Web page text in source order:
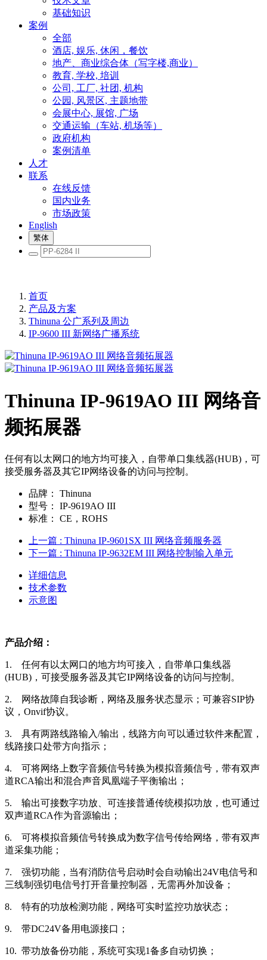
基础知识
案例
全部
酒店, 娱乐, 休闲，餐饮
地产、商业综合体（写字楼,商业）
教育, 学校, 培训
公司, 工厂, 社团, 机构
公园, 风景区, 主题地带
会展中心, 展馆, 广场
交通运输（车站, 机场等）
政府机构
案例清单
人才
联系
在线反馈
国内业务
市场政策
English
繁体
首页
产品及方案
Thinuna 公广系列及周边
IP-9600 III 新网络广播系统
Thinuna IP-9619AO III 网络音
频拓展器
任何有以太网口的地方均可接入，自带单口集线器(HUB)，可
接受服务器及其它IP网络设备的访问与控制。
品牌：
Thinuna
型号：
IP-9619AO III
标准：
CE，ROHS
上一篇 : Thinuna IP-9601SX III 网络音频服务器
下一篇 : Thinuna IP-9632EM III 网络控制输入单元
详细信息
技术参数
示意图
产品介绍：
1. 任何有以太网口的地方均可接入，自带单口集线器
(HUB)，可接受服务器及其它IP网络设备的访问与控制。
2. 网络故障自我诊断，网络及服务状态显示；可兼容SIP协
议，Onvif协议。
3. 具有两路线路输入/输出，线路方向可以通过软件来配置，
线路接口处带方向指示；
4. 可将网络上数字音频信号转换为模拟音频信号，带有双声
道RCA输出和混合声音凤凰端子平衡输出；
5. 输出可接数字功放、可连接普通传统模拟功放，也可通过
双声道RCA作为音源输出；
6. 可将模拟音频信号转换成为数字信号传给网络，带有双声
道采集功能；
7. 强切功能，当有消防信号启动时会自动输出24V电信号和
三线制强切电信号打开音量控制器，无需再外加设备；
8. 特有的功放检测功能，网络可实时监控功放状态；
9. 带DC24V备用电源接口；
10. 带功放备份功能，系统可实现1备多自动切换；